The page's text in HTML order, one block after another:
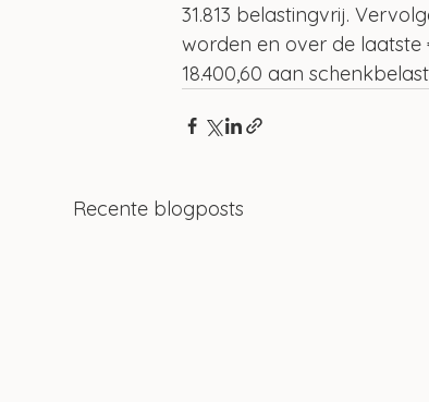
31.813 belastingvrij.
worden en over de laatste
18.400,60 aan
Recente blogposts